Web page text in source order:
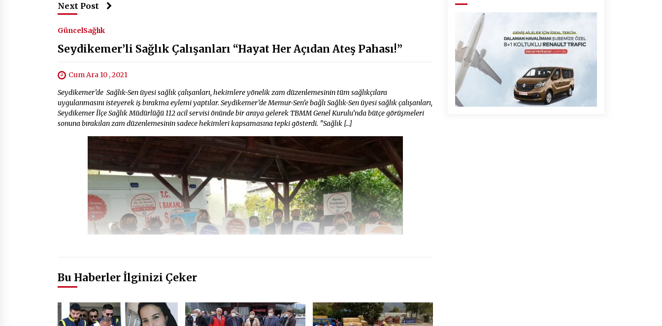
Next Post
GüncelSağlık
Seydikemer’li Sağlık Çalışanları “Hayat Her Açıdan Ateş Pahası!”
Cum Ara 10 , 2021
Seydikemer’de Sağlık-Sen üyesi sağlık çalışanları, hekimlere yönelik zam düzenlemesinin tüm sağlıkçılara
uygulanmasını isteyerek iş bırakma eylemi yaptılar. Seydikemer’de Memur-Sen’e bağlı Sağlık-Sen üyesi sağlık çalışanları,
Seydikemer İlçe Sağlık Müdürlüğü 112 acil servisi önünde bir araya gelerek TBMM Genel Kurulu’nda bütçe görüşmeleri
sonuna bırakılan zam düzenlemesinin sadece hekimleri kapsamasına tepki gösterdi. ”Sağlık […]
Bu Haberler İlginizi Çeker